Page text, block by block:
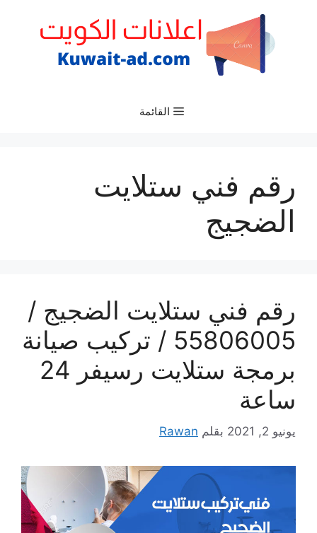
القائمة
رقم فني ستلايت
الضجيج
رقم فني ستلايت الضجيج /
55806005 / تركيب صيانة
برمجة ستلايت رسيفر 24
ساعة
يونيو 2, 2021 بقلم Rawan